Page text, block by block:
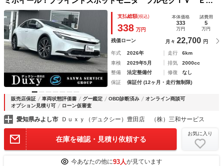
Ｃ シートヒーター レーダークルーズコントロール アクセ
サリーコンセント ＬＥＤヘッドライト 純正ＤＡ
支払総額(税込)
338 万円
本体価格
333
万円
諸費用
5
万円
残価ローン 月々 22,700 円
年式 2026年 走行
6km
車検
2029年5月 排気
2000cc
整備
法定整備付 修復
なし
保証
保証付 (12ヶ月・走行無制限)
販売店保証 車両状態評価書 グー鑑定 OBD診断済み
オンライン商談可
オプション見積り可
ローン仮審査
愛知県みよし市 Ｄｕｘｙ（デュクシー）豊田店 （株）三和サービス
在庫を確認・見積り依頼する
お気に入り
今あなたの他に93人が見ています